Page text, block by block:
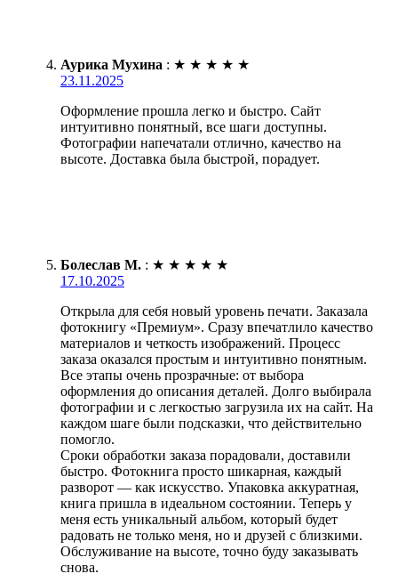
Аурика Мухина : ★ ★ ★ ★ ★
23.11.2025
Оформление прошла легко и быстро. Сайт
интуитивно понятный, все шаги доступны.
Фотографии напечатали отлично, качество на
высоте. Доставка была быстрой, порадует.
Болеслав М. : ★ ★ ★ ★ ★
17.10.2025
Открыла для себя новый уровень печати. Заказала
фотокнигу «Премиум». Сразу впечатлило качество
материалов и четкость изображений. Процесс
заказа оказался простым и интуитивно понятным.
Все этапы очень прозрачные: от выбора
оформления до описания деталей. Долго выбирала
фотографии и с легкостью загрузила их на сайт. На
каждом шаге были подсказки, что действительно
помогло.
Сроки обработки заказа порадовали, доставили
быстро. Фотокнига просто шикарная, каждый
разворот — как искусство. Упаковка аккуратная,
книга пришла в идеальном состоянии. Теперь у
меня есть уникальный альбом, который будет
радовать не только меня, но и друзей с близкими.
Обслуживание на высоте, точно буду заказывать
снова.